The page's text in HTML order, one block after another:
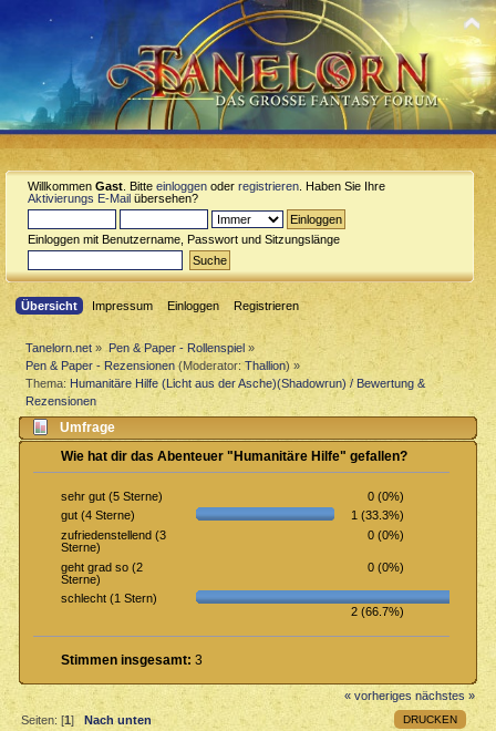
Willkommen Gast . Bitte einloggen oder registrieren . Haben Sie Ihre
Aktivierungs E-Mail übersehen?
Einloggen mit Benutzername, Passwort und Sitzungslänge
Übersicht Impressum Einloggen Registrieren
Tanelorn.net » Pen & Paper - Rollenspiel»
Pen & Paper - Rezensionen(Moderator:Thallion) »
Thema:Humanitäre Hilfe (Licht aus der Asche)(Shadowrun) / Bewertung &
Rezensionen
Umfrage
Wie hat dir das Abenteuer "Humanitäre Hilfe" gefallen?
sehr gut (5 Sterne)
0 (0%)
gut (4 Sterne)
1 (33.3%)
zufriedenstellend (3
Sterne)
0 (0%)
geht grad so (2
Sterne)
0 (0%)
schlecht (1 Stern)
2 (66.7%)
Stimmen insgesamt: 3
« vorheriges nächstes »
DRUCKEN
Seiten: [1] Nach unten